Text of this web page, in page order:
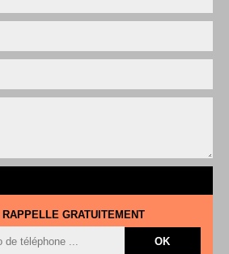
GRATUITEMENT